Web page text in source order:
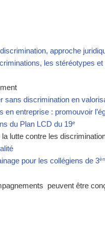
discrimination, approche
les stéréotypes et
sans discrimination en
en entreprise : promouvoir
du Plan LCD du 19e
la lutte contre les
pour les collégiens de 3
peuvent être